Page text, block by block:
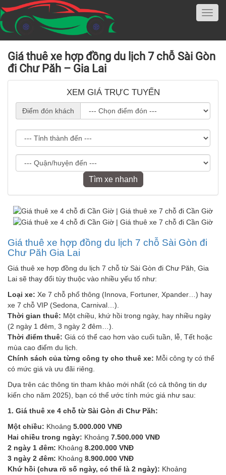
Giá thuê xe hợp đồng du lịch 7 chỗ Sài Gòn
đi Chư Păh – Gia Lai
XEM GIÁ TRỰC TUYẾN
Điểm đón khách
Tìm xe nhanh
Giá thuê xe hợp đồng du lịch 7 chỗ Sài Gòn đi
Chư Păh Gia Lai
Giá thuê xe hợp đồng du lịch 7 chỗ từ Sài Gòn đi Chư Păh, Gia
Lai sẽ thay đổi tùy thuộc vào nhiều yếu tố như:
Loại xe: Xe 7 chỗ phổ thông (Innova, Fortuner, Xpander…) hay
xe 7 chỗ VIP (Sedona, Carnival…).
Thời gian thuê: Một chiều, khứ hồi trong ngày, hay nhiều ngày
(2 ngày 1 đêm, 3 ngày 2 đêm…).
Thời điểm thuê: Giá có thể cao hơn vào cuối tuần, lễ, Tết hoặc
mùa cao điểm du lịch.
Chính sách của từng công ty cho thuê xe: Mỗi công ty có thể
có mức giá và ưu đãi riêng.
Dựa trên các thông tin tham khảo mới nhất (có cả thông tin dự
kiến cho năm 2025), bạn có thể ước tính mức giá như sau:
1. Giá thuê xe 4 chỗ từ Sài Gòn đi Chư Păh:
Một chiều: Khoảng 5.000.000 VNĐ
Hai chiều trong ngày: Khoảng 7.500.000 VNĐ
2 ngày 1 đêm: Khoảng 8.200.000 VNĐ
3 ngày 2 đêm: Khoảng 8.900.000 VNĐ
Khứ hồi (chưa rõ số ngày, có thể là 2 ngày): Khoảng